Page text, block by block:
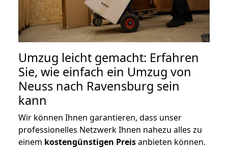
Umzug leicht gemacht: Erfahren
Sie, wie einfach ein Umzug von
Neuss nach Ravensburg sein
kann
Wir können Ihnen garantieren, dass unser
professionelles Netzwerk Ihnen nahezu alles zu
einem kostengünstigen Preisanbieten können.